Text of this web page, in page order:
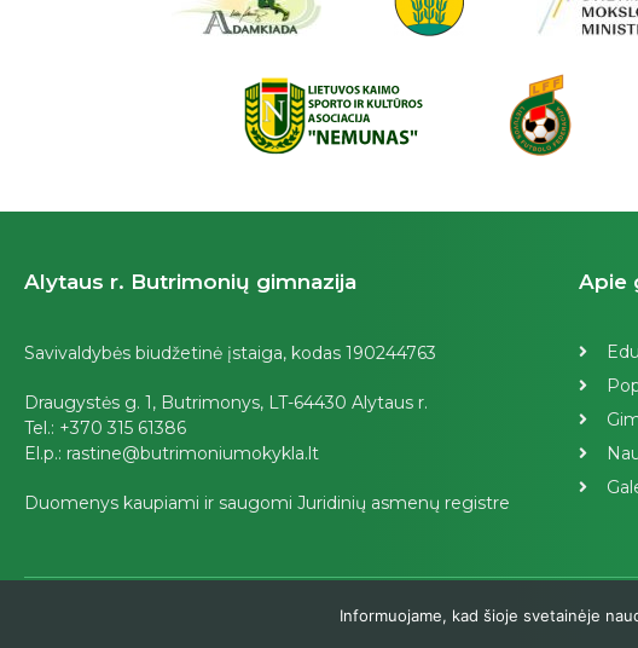
Alytaus r. Butrimonių gimnazija
Savivaldybės biudžetinė įstaiga, kodas 190244763
Draugystės g. 1, Butrimonys, LT-64430 Alytaus r.
Tel.: +370 315 61386
El.p.: rastine@butrimoniumokykla.lt
Duomenys kaupiami ir saugomi Juridinių asmenų registre
Apie
Informuojame, kad šioje svetainėje